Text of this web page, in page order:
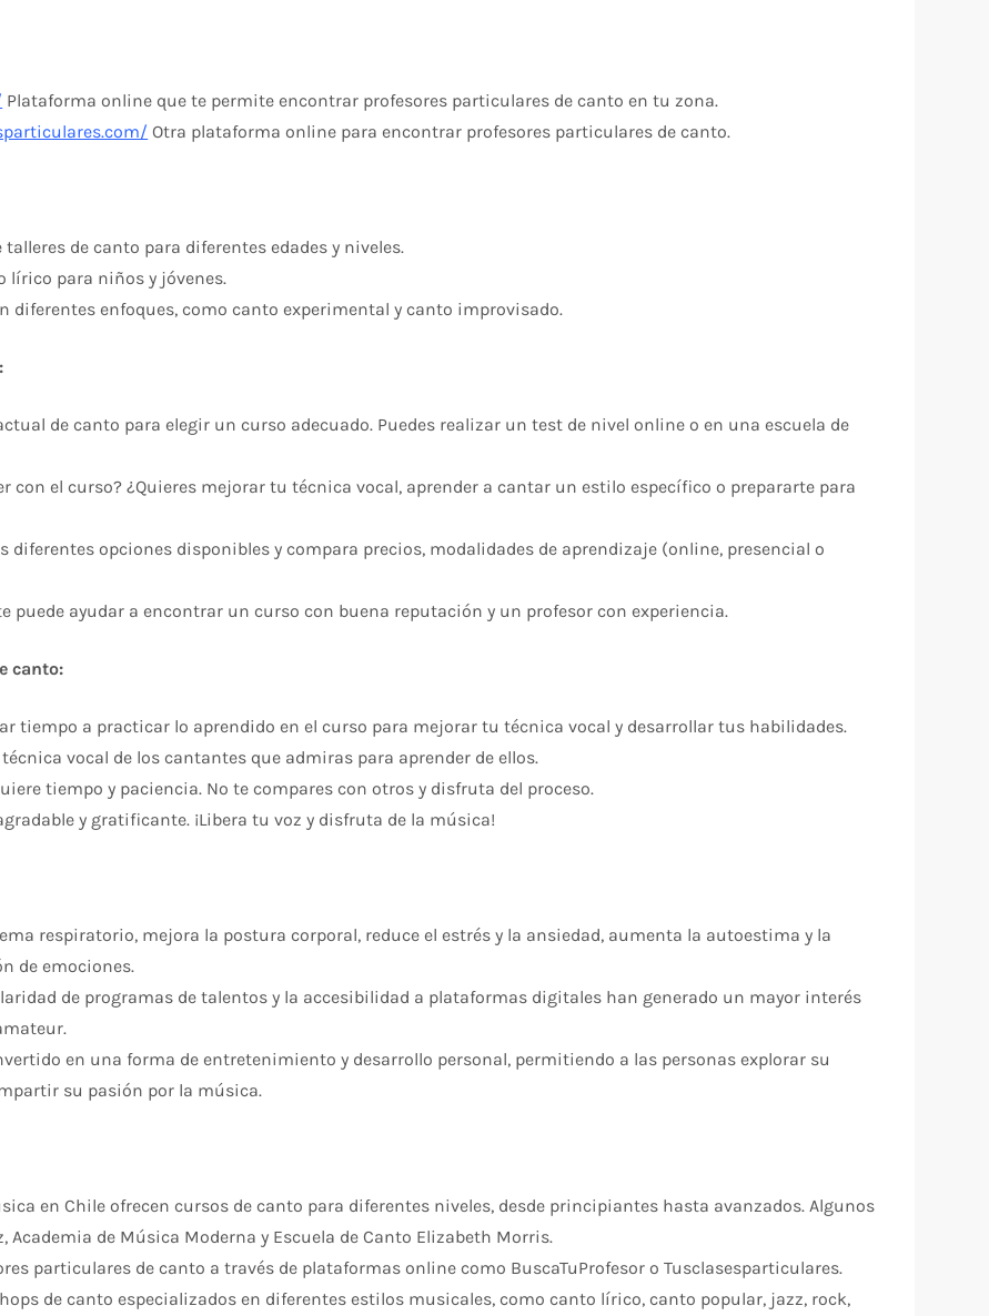
Plataforma online que te permite encontrar profesores particulares de canto en tu zona.
Otra plataforma online para encontrar profesores particulares de canto.
talleres de canto para diferentes edades y niveles.
lírico para niños y jóvenes.
diferentes enfoques, como canto experimental y canto improvisado.
de canto para elegir un curso adecuado. Puedes realizar un test de nivel online o en una escuela de
con el curso? ¿Quieres mejorar tu técnica vocal, aprender a cantar un estilo específico o prepararte para
diferentes opciones disponibles y compara precios, modalidades de aprendizaje (online, presencial o
puede ayudar a encontrar un curso con buena reputación y un profesor con experiencia.
canto:
tiempo a practicar lo aprendido en el curso para mejorar tu técnica vocal y desarrollar tus habilidades.
vocal de los cantantes que admiras para aprender de ellos.
tiempo y paciencia. No te compares con otros y disfruta del proceso.
y gratificante. ¡Libera tu voz y disfruta de la música!
respiratorio, mejora la postura corporal, reduce el estrés y la ansiedad, aumenta la autoestima y la
de emociones.
de programas de talentos y la accesibilidad a plataformas digitales han generado un mayor interés
en una forma de entretenimiento y desarrollo personal, permitiendo a las personas explorar su
su pasión por la música.
en Chile ofrecen cursos de canto para diferentes niveles, desde principiantes hasta avanzados. Algunos
Academia de Música Moderna y Escuela de Canto Elizabeth Morris.
particulares de canto a través de plataformas online como BuscaTuProfesor o Tusclasesparticulares.
de canto especializados en diferentes estilos musicales, como canto lírico, canto popular, jazz, rock,